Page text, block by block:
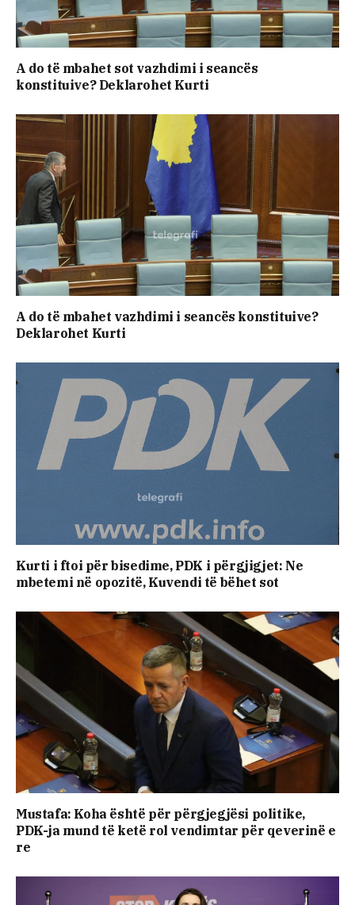
A do të mbahet sot vazhdimi i seancës
konstituive? Deklarohet Kurti
A do të mbahet vazhdimi i seancës konstituive?
Deklarohet Kurti
​Kurti i ftoi për bisedime, PDK i përgjigjet: Ne
mbetemi në opozitë, Kuvendi të bëhet sot
Mustafa: Koha është për përgjegjësi politike,
PDK-ja mund të ketë rol vendimtar për qeverinë e
re